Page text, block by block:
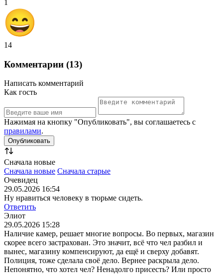
1
14
Комментарии (13)
Написать комментарий
Как гость
Нажимая на кнопку "Опубликовать", вы соглашаетесь с
правилами.
Сначала новые
Сначала новые Сначала старые
Очевидец
29.05.2026 16:54
Ну нравиться человеку в тюрьме сидеть.
Ответить
Элиот
29.05.2026 15:28
Наличие камер, решает многие вопросы. Во первых, магазин
скорее всего застрахован. Это значит, всё что чел разбил и
вынес, магазину компенсируют, да ещё и сверху добавят.
Полиция, тоже сделала своё дело. Вернее раскрыла дело.
Непонятно, что хотел чел? Ненадолго присесть? Или просто